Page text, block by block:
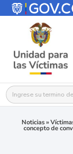
Buscar:
Noticias»
concepto de